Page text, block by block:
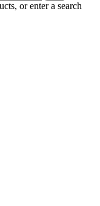
or enter a search